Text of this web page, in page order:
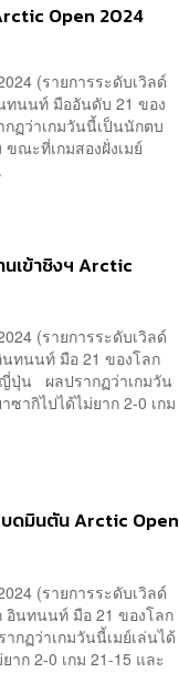
Open 2024
(รายการระดับเวิลด์
ทนนท์ มืออันดับ 21 ของ
ฏว่าเกมวันนี้เป็นนักตบ
ณะที่เกมสองฝั่งเมย์
นเข้าชิงฯ Arctic
(รายการระดับเวิลด์
นทนนท์ มือ 21 ของโลก
ปุ่น ผลปรากฏว่าเกมวัน
ซากิไปได้ไม่ยาก 2-0 เกม
บดมินตัน Arctic Open
(รายการระดับเวิลด์
อินทนนท์ มือ 21 ของโลก
กฏว่าเกมวันนี้เมย์เล่นได้
าก 2-0 เกม 21-15 และ